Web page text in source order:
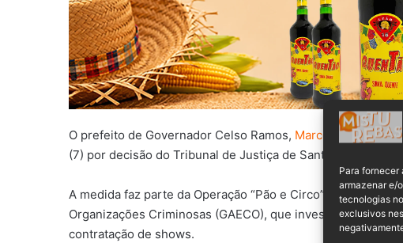
Para fornecer
armazenar e/
tecnologias
exclusivos
O prefeito de Governador Celso Ramos, Marcos Henrique
(7) por decisão do Tribunal de Justiça de Santa Catarina
A medida faz parte da Operação “Pão e Circo”, deflagrada
Organizações Criminosas (GAECO), que investiga um
contratação de shows.